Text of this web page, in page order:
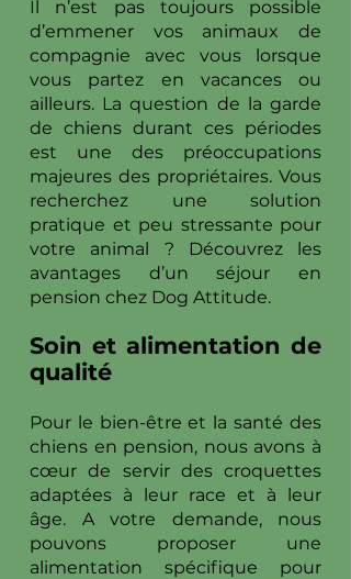
Il n’est pas toujours possible
d’emmener vos animaux de
compagnie avec vous lorsque
vous partez en vacances ou
ailleurs. La question de la garde
de chiens durant ces périodes
est une des préoccupations
majeures des propriétaires. Vous
recherchez une solution
pratique et peu stressante pour
votre animal ? Découvrez les
avantages d’un séjour en
pension chez Dog Attitude.
Soin et alimentation de
qualité
Pour le bien-être et la santé des
chiens en pension, nous avons à
cœur de servir des croquettes
adaptées à leur race et à leur
âge. A votre demande, nous
pouvons proposer une
alimentation spécifique pour